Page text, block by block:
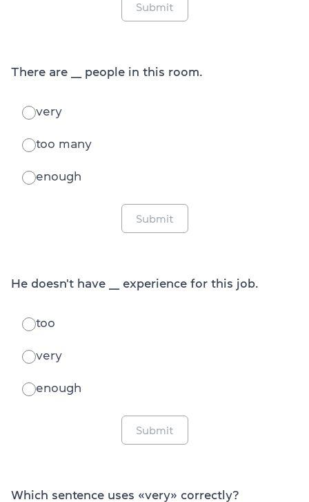
Submit
There are ___ people in this room.
very
too many
enough
Submit
He doesn't have ___ experience for this job.
too
very
enough
Submit
Which sentence uses «very» correctly?